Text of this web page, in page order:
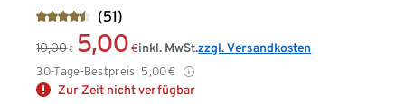
(51)
10,00 € 5,00 €
30-Tage-Bestpreis: 5,00€
inkl. MwSt.zzgl. Versandkosten
Zur Zeit nicht verfügbar